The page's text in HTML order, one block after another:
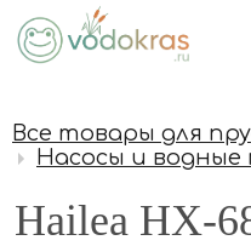
Все товары для
Насосы и водные
Hailea HX-